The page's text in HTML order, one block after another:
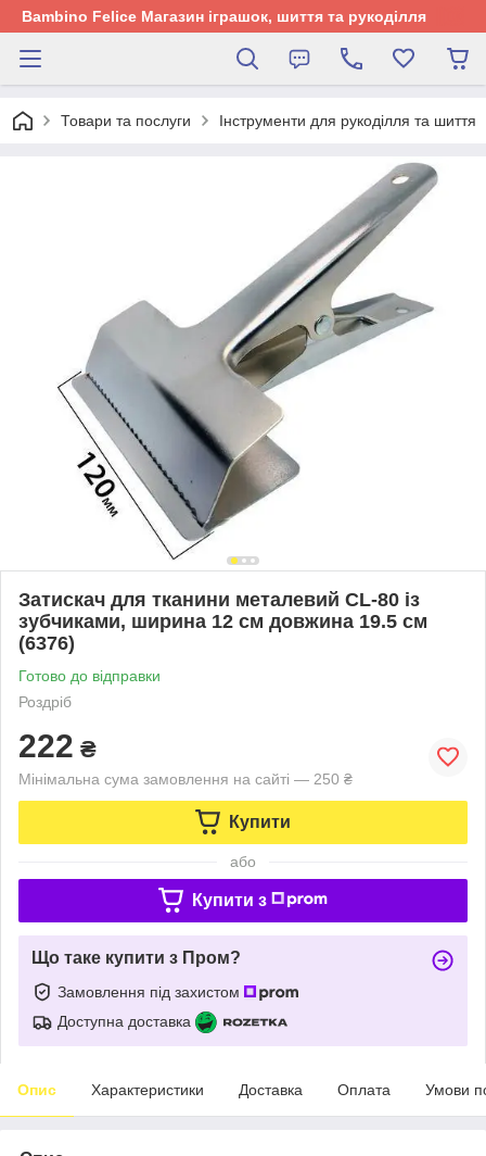
Bambino Felice Магазин іграшок, шиття та рукоділля
Товари та послуги Інструменти для рукоділля та шиття
Затискач для тканини металевий CL-80 із
зубчиками, ширина 12 см довжина 19.5 см
(6376)
Готово до відправки
Роздріб
222 ₴
Мінімальна сума замовлення на сайті — 250 ₴
Купити
або
Купити з
Що таке купити з Пром?
Замовлення під захистом
Доступна доставка
Опис Характеристики Доставка Оплата Умови